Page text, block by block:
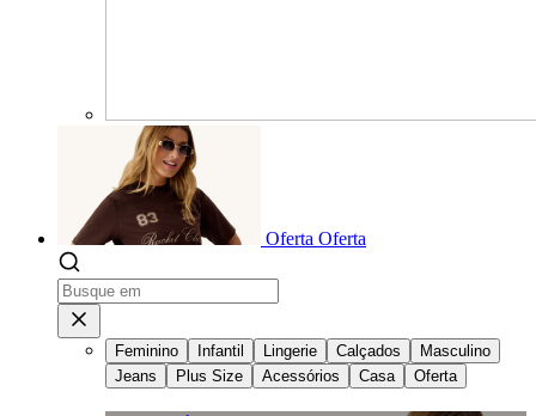
Oferta Oferta
Feminino Infantil Lingerie Calçados
Masculino
Jeans
Plus Size Acessórios Casa Oferta